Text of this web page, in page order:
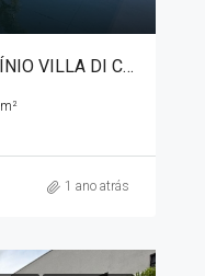
CASA À VENDA – CONDOMÍNIO VILLA DI CAPRI 7443
m²
1 ano atrás